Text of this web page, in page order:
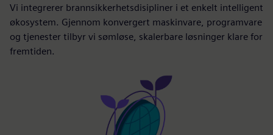
Vi integrerer brannsikkerhetsdisipliner i et enkelt intelligent
økosystem. Gjennom konvergert maskinvare, programvare
og tjenester tilbyr vi sømløse, skalerbare løsninger klare for
fremtiden.